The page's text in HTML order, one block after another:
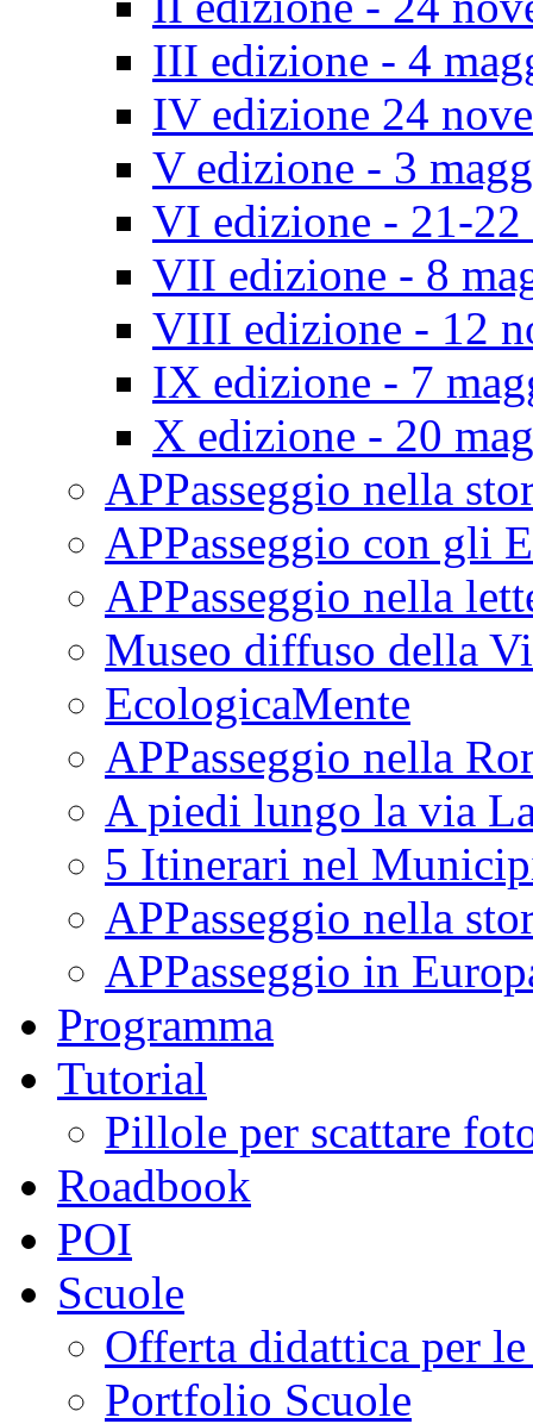
III edizione - 4
IV edizione 24
V edizione - 3
VI edizione - 21-22
VII edizione - 8
VIII edizione - 12
IX edizione - 7
X edizione - 20
APPasseggio nella
APPasseggio con gli
APPasseggio nella
Museo diffuso della
EcologicaMente
APPasseggio nella
A piedi lungo la via
5 Itinerari nel
APPasseggio nella
APPasseggio in
Programma
Tutorial
Pillole per scattare
Roadbook
POI
Scuole
Offerta didattica per
Portfolio Scuole